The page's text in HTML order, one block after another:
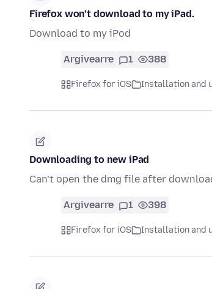
Firefox won’t download to my iPad.
Download to my iPod
Argivearre 1 388
Firefox for iOS Installation and
Downloading to new iPad
Can’t open the dmg file after
Argivearre 1 398
Firefox for iOS Installation and